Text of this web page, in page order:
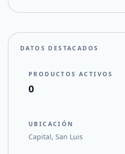
DATOS DESTACADOS
PRODUCTOS ACTIVOS
0
UBICACIÓN
Capital, San Luis